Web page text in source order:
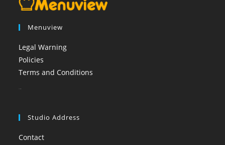
Menuview
Legal Warning
Policies
Terms and Conditions
Studio Address
Contact